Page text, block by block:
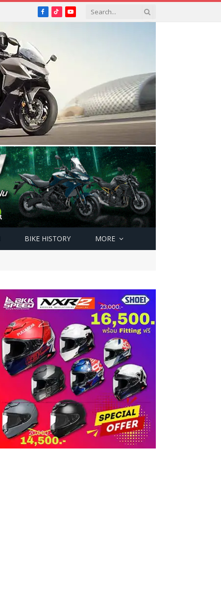
Facebook
TikTokYouTube
BIKE HISTORY MORE